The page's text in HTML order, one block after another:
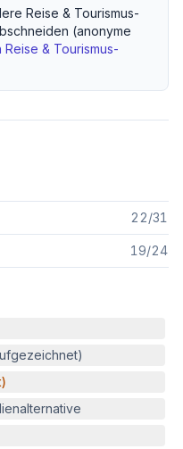
Reise & Tourismus-
(anonyme
Reise & Tourismus-
22/31
19/24